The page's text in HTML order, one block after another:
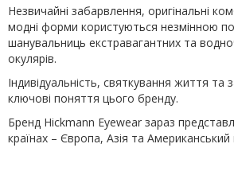
Незвичайні забарвлення, оригінальні
модні форми користуються незмінною
шанувальниць екстравагантних та
окулярів.
Індивідуальність, святкування життя
ключові поняття цього бренду.
Бренд Hickmann Eyewear зараз
країнах – Європа, Азія та